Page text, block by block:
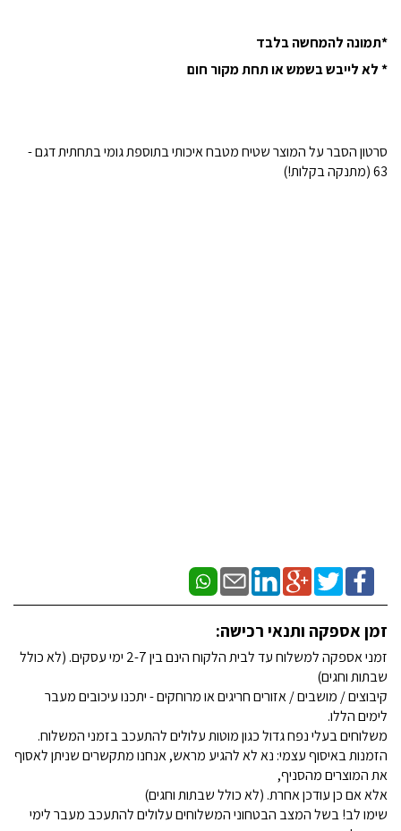
*תמונה להמחשה בלבד
* לא לייבש בשמש או תחת מקור חום
סרטון הסבר על המוצר שטיח מטבח איכותי בתוספת גומי בתחתית דגם -
63 (מתנקה בקלות!)
זמן אספקה ותנאי רכישה:
זמני אספקה למשלוח עד לבית הלקוח הינם בין 2-7 ימי עסקים. (לא כולל
שבתות וחגים)
קיבוצים / מושבים / אזורים חריגים או מרוחקים - יתכנו עיכובים מעבר
לימים הללו.
משלוחים בעלי נפח גדול כגון מוטות עלולים להתעכב בזמני המשלוח.
הזמנות באיסוף עצמי: נא לא להגיע מראש, אנחנו מתקשרים שניתן לאסוף
את המוצרים מהסניף,
אלא אם כן עודכן אחרת. (לא כולל שבתות וחגים)
שימו לב! בשל המצב הבטחוני המשלוחים עלולים להתעכב מעבר לימי